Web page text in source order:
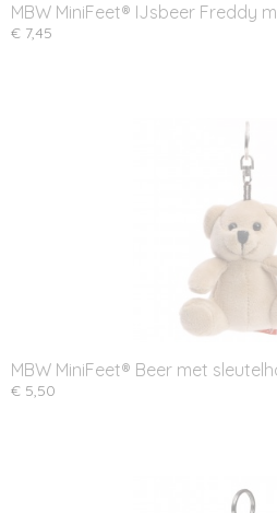
MBW MiniFeet® IJsbeer Freddy
€ 7,45
MBW MiniFeet® Beer met
€ 5,50